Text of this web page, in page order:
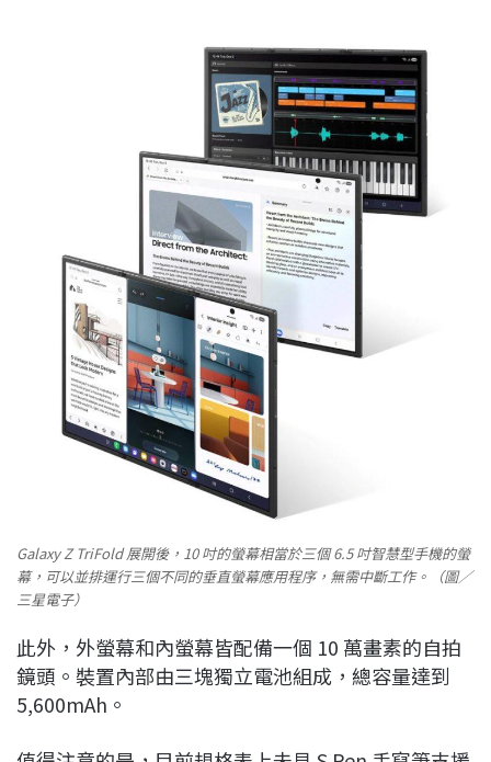
Galaxy Z TriFold 展開後，10 吋的螢幕相當於三個 6.5 吋智慧型手機的螢
幕，可以並排運行三個不同的垂直螢幕應用程序，無需中斷工作。（圖／
三星電子）
此外，外螢幕和內螢幕皆配備一個 10 萬畫素的自拍
鏡頭。裝置內部由三塊獨立電池組成，總容量達到
5,600mAh。